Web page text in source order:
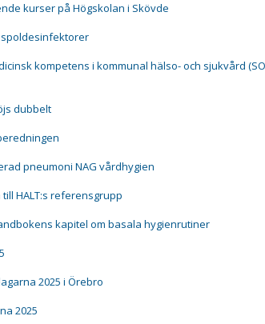
kurser på Högskolan i Skövde
spoldesinfektorer
kompetens i kommunal hälso- och sjukvård
dubbelt
pneumoni NAG vårdhygien
HALT:s referensgrupp
kapitel om basala hygienrutiner
2025 i Örebro
2025